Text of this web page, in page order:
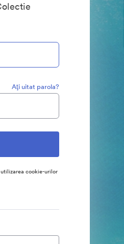
Aţi uitat parola?
cookie-urilor